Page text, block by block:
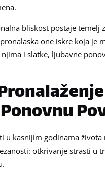
bliskost postaje
one iskre koja je
i slatke, ljubavne
u kasnijim godinama
otkrivanje strasti u